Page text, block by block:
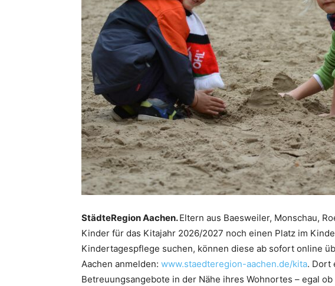
StädteRegion Aachen. Eltern aus Baesweiler, Monschau,
Kinder für das Kitajahr 2026/2027 noch einen Platz im
Kindertagespflege suchen, können diese ab sofort online
Aachen anmelden: www.staedteregion-aachen.de/kita. Dort
Betreuungsangebote in der Nähe ihres Wohnortes – egal